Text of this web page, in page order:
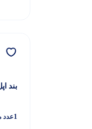
بند
1عدد